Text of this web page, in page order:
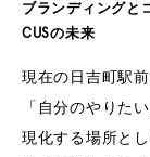
ブランディングと
CUSの未来
現在の日吉町駅
「自分のやりた
現化する場所と